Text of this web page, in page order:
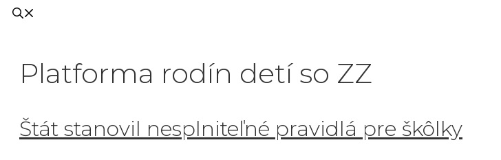
Platforma rodín detí so ZZ
Štát stanovil nesplniteľné pravidlá pre škôlky